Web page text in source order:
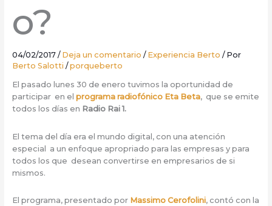
o?
04/02/2017 / Deja un comentario / Experiencia Berto / Por
Berto Salotti /porqueberto
El pasado lunes 30 de enero tuvimos la oportunidad de
participar en el programa radiofónico Eta Beta, que se emite
todos los días en Radio Rai 1.
El tema del día era el mundo digital, con una atención
especial a un enfoque apropriado para las empresas y para
todos los que desean convertirse en empresarios de si
mismos.
El programa, presentado por Massimo Cerofolini, contó con la